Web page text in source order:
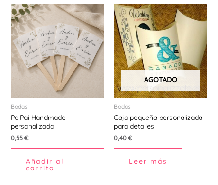
Bodas
PaiPai Handmade
personalizado
0,55€
Añadir al
carrito
AGOTADO
Bodas
Caja pequeña personalizada
para detalles
0,40€
Leer más